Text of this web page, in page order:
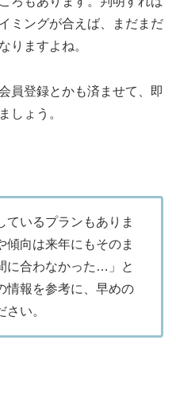
ミングが合えば、まだまだ
りますよね。
員登録とかも済ませて、即
しょう。
ているプランもありま
傾向は来年にもそのま
に合わなかった…」と
情報を参考に、早めの
い。